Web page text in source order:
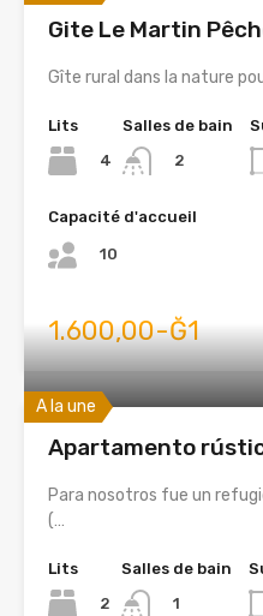
Gite Le Martin
Gîte rural dans la nature
Lits
4
Salles de bain
2
Capacité d'accueil
10
1.600,00-Ğ1
A la une
Apartamento
Para nosotros fue un
(…
Lits
2
Salles de bain
1